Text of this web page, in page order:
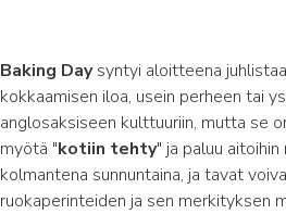
Baking Daysyntyi aloitteena
kokkaamisen iloa, usein perheen tai
anglosaksiseen kulttuuriin, mutta se
myötä "kotiin tehty" ja paluu
kolmantena sunnuntaina, ja tavat
ruokaperinteiden ja sen merkityksen